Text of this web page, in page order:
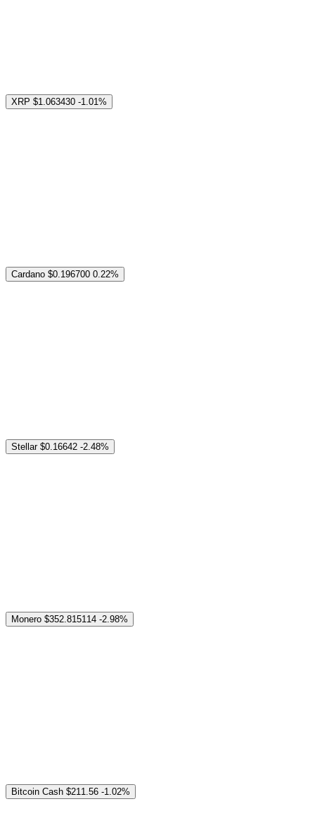
XRP $1.063430 -1.01%
Cardano $0.196700 0.22%
Stellar $0.16642 -2.48%
Monero $352.815114 -2.98%
Bitcoin Cash $211.56 -1.02%